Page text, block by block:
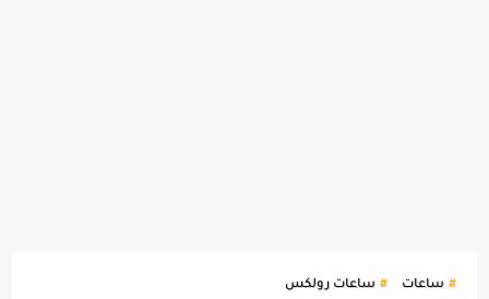
ساعات ساعات رولكس